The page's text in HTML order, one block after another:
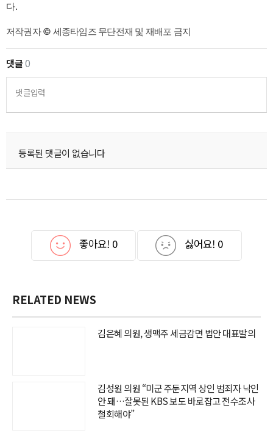
다.
저작권자 © 세종타임즈 무단전재 및 재배포 금지
댓글0
댓글입력
등록된 댓글이 없습니다
좋아요! 0 싫어요! 0
RELATED NEWS
김은혜 의원, 생맥주 세금감면 법안 대표발의
김성원 의원 “미군 주둔지역 상인 범죄자 낙인
안 돼…잘못된 KBS 보도 바로잡고 전수조사
철회해야”